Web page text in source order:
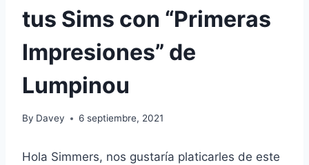
tus Sims con “Primeras
Impresiones” de
Lumpinou
By Davey 6 septiembre, 2021
Hola Simmers, nos gustaría platicarles de este